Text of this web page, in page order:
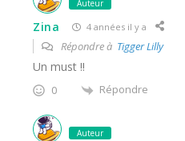
Auteur
Zina 4 années il y a
Répondre à Tigger Lilly
Un must !!
0 Répondre
Auteur